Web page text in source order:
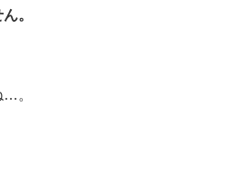
。
…。